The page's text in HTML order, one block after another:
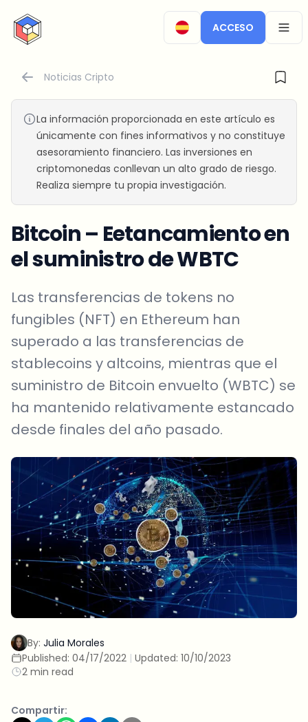
CryptoTicker
ACCESO
Noticias Cripto
La información proporcionada en este artículo es
únicamente con fines informativos y no constituye
asesoramiento financiero. Las inversiones en
criptomonedas conllevan un alto grado de riesgo.
Realiza siempre tu propia investigación.
Bitcoin – Eetancamiento en
el suministro de WBTC
Las transferencias de tokens no
fungibles (NFT) en Ethereum han
superado a las transferencias de
stablecoins y altcoins, mientras que el
suministro de Bitcoin envuelto (WBTC) se
ha mantenido relativamente estancado
desde finales del año pasado.
By: Julia Morales
Published: 04/17/2022 | Updated: 10/10/2023
2 min read
Compartir: